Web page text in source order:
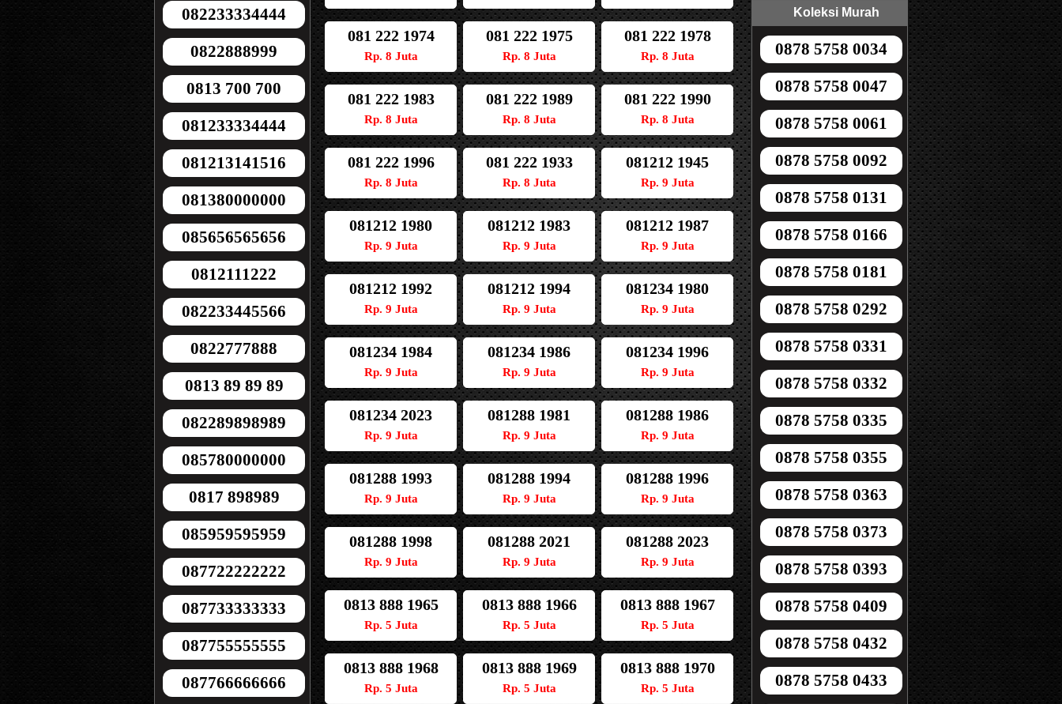
082233334444
0822888999
0813 700 700
081233334444
081213141516
081380000000
085656565656
0812111222
082233445566
0822777888
0813 89 89 89
082289898989
085780000000
0817 898989
085959595959
087722222222
087733333333
087755555555
087766666666
081 222 1974
Rp. 8 Juta
081 222 1975
Rp. 8 Juta
081 222 1978
Rp. 8 Juta
081 222 1983
Rp. 8 Juta
081 222 1989
Rp. 8 Juta
081 222 1990
Rp. 8 Juta
081 222 1996
Rp. 8 Juta
081 222 1933
Rp. 8 Juta
081212 1945
Rp. 9 Juta
081212 1980
Rp. 9 Juta
081212 1983
Rp. 9 Juta
081212 1987
Rp. 9 Juta
081212 1992
Rp. 9 Juta
081212 1994
Rp. 9 Juta
081234 1980
Rp. 9 Juta
081234 1984
Rp. 9 Juta
081234 1986
Rp. 9 Juta
081234 1996
Rp. 9 Juta
081234 2023
Rp. 9 Juta
081288 1981
Rp. 9 Juta
081288 1986
Rp. 9 Juta
081288 1993
Rp. 9 Juta
081288 1994
Rp. 9 Juta
081288 1996
Rp. 9 Juta
081288 1998
Rp. 9 Juta
081288 2021
Rp. 9 Juta
081288 2023
Rp. 9 Juta
0813 888 1965
Rp. 5 Juta
0813 888 1966
Rp. 5 Juta
0813 888 1967
Rp. 5 Juta
0813 888 1968
Rp. 5 Juta
0813 888 1969
Rp. 5 Juta
0813 888 1970
Rp. 5 Juta
Koleksi Murah
0878 5758 0034
0878 5758 0047
0878 5758 0061
0878 5758 0092
0878 5758 0131
0878 5758 0166
0878 5758 0181
0878 5758 0292
0878 5758 0331
0878 5758 0332
0878 5758 0335
0878 5758 0355
0878 5758 0363
0878 5758 0373
0878 5758 0393
0878 5758 0409
0878 5758 0432
0878 5758 0433